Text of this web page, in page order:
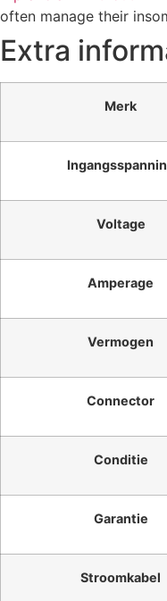
often manage their
Extra
Merk
Voltage
Amperage
Vermogen
Connector
Conditie
Garantie
Stroomkabel